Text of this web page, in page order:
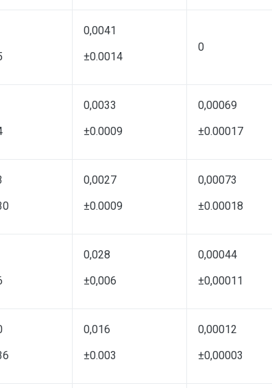
0,0041
±0.0014
0
0,0033
±0.0009
0,00069
±0.00017
0,0027
±0.0009
0,00073
±0.00018
0,028
±0,006
0,00044
±0,00011
0,016
±0.003
0,00012
±0,00003